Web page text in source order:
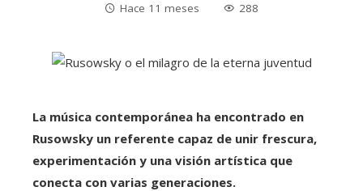
Hace 11 meses
288
La música contemporánea ha encontrado en
Rusowsky un referente capaz de unir frescura,
experimentación y una visión artística que
conecta con varias generaciones.